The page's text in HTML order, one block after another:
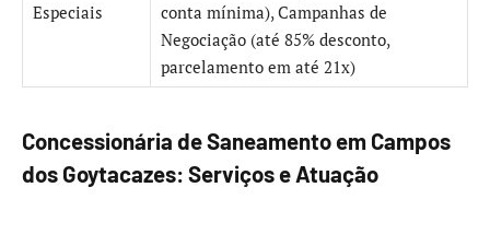
Especiais
conta mínima), Campanhas de
Negociação (até 85% desconto,
parcelamento em até 21x)
Concessionária de Saneamento em Campos
dos Goytacazes: Serviços e Atuação